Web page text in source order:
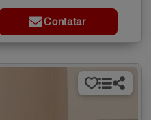
Contatar